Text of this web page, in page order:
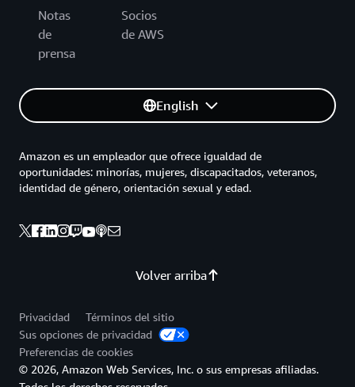
Notas
de
prensa
Socios
de AWS
English
Volver arriba
Amazon es un empleador que ofrece igualdad de
oportunidades: minorías, mujeres, discapacitados, veteranos,
identidad de género, orientación sexual y edad.
Privacidad
Términos del sitio
Sus opciones de privacidad
Preferencias de cookies
© 2026, Amazon Web Services, Inc. o sus empresas afiliadas.